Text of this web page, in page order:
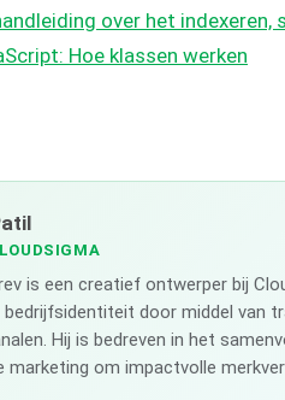
over het
Hoe klassen werken
is een creatief ontwerper bij
door middel van
Hij is bedreven in het
marketing om impactvolle